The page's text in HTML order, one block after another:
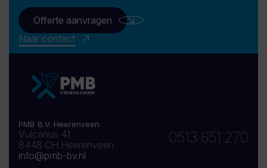
Offerte aanvragen
Naar contact
PMB B.V. Heerenveen
Vulcanus 41
8448 CH Heerenveen
info@pmb-bv.nl
0513 651 270